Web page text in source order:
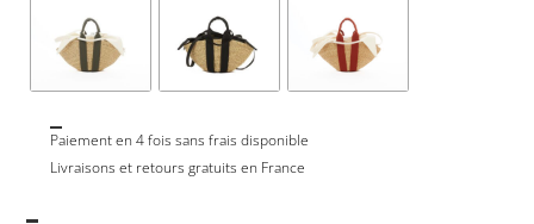
Paiement en 4 fois sans frais disponible
Livraisons et retours gratuits en France